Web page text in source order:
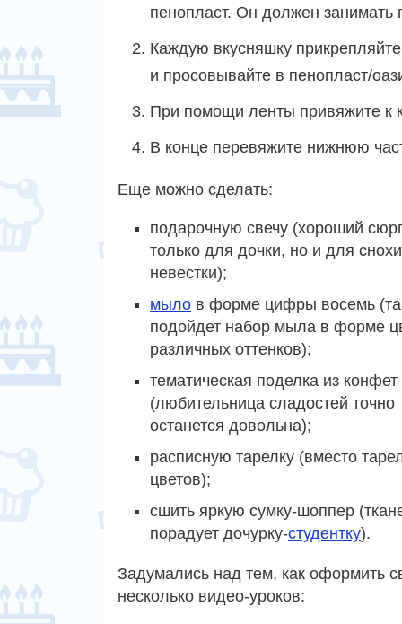
пенопласт. Он должен занимать
Каждую вкусняшку
и просовывайте в пенопласт/
При помощи ленты привяжите к
В конце перевяжите нижнюю
Еще можно сделать:
подарочную свечу (хороший
только для дочки, но и для
невестки);
мыло в форме цифры восемь
подойдет набор мыла в форме
различных оттенков);
тематическая поделка из конфет
(любительница сладостей точно
останется довольна);
расписную тарелку (вместо
цветов);
сшить яркую сумку-шоппер
порадует дочурку-студентку).
Задумались над тем, как оформить
несколько видео-уроков: